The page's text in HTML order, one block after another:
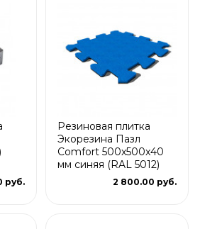
руб.
Резиновая плитка
Экорезина Пазл
Comfort 500x500x40
мм синяя (RAL 5012)
2 800.00 руб.